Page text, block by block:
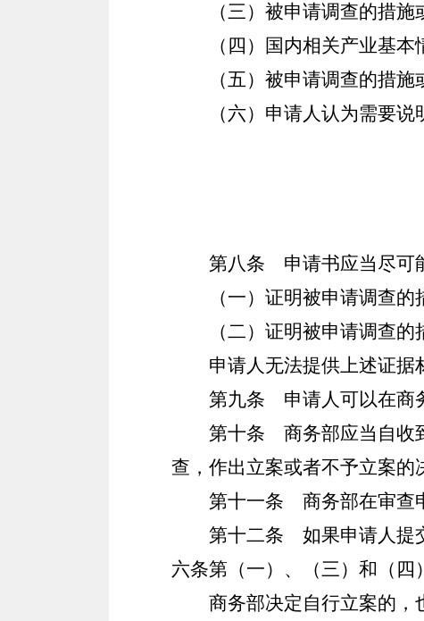
（三）被申请调查的措
（四）国内相关产业基本
（五）被申请调查的措
（六）申请人认为需要说
第八条 申请书应当尽可
（一）证明被申请调查
（二）证明被申请调查
申请人无法提供上述证据
第九条 申请人可以在商
第十条 商务部应当自收
查，作出立案或者不予立案的
第十一条 商务部在审查
第十二条 如果申请人提
六条第（一）、（三）和（四
商务部决定自行立案的，